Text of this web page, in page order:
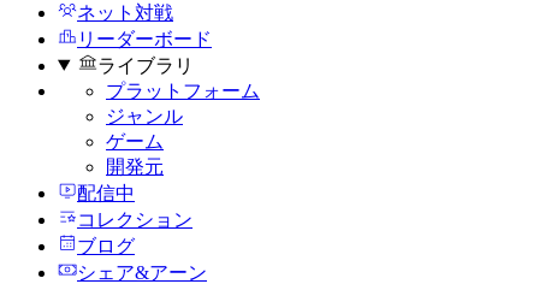
ネット対戦
リーダーボード
ライブラリ
プラットフォーム
ジャンル
ゲーム
開発元
配信中
コレクション
ブログ
シェア&アーン